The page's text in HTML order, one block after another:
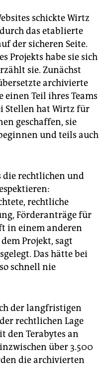
schickte Wirtz
das etablierte
der sicheren Seite.
Projekts habe sie sich
sie. Zunächst
archivierte
einen Teil ihres Teams
Stellen hat Wirtz für
geschaffen, sie
und teils auch
die rechtlichen und
rechtliche
Förderanträge für
in einem anderen
dem Projekt, sagt
Das hätte bei
schnell nie
der langfristigen
rechtlichen Lage
den Terabytes an
über 3.500
die archivierten